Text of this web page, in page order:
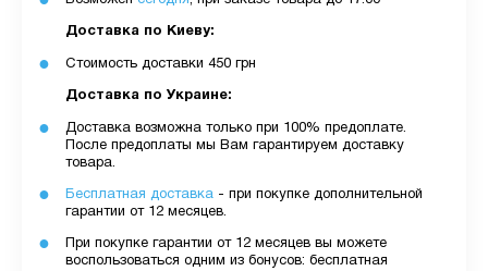
Доставка по Киеву:
Стоимость доставки 450 грн
Доставка по Украине:
Доставка возможна только при 100% предоплате.
После предоплаты мы Вам гарантируем доставку
товара.
Бесплатная доставка - при покупке дополнительной
гарантии от 12 месяцев.
При покупке гарантии от 12 месяцев вы можете
воспользоваться одним из бонусов: бесплатная